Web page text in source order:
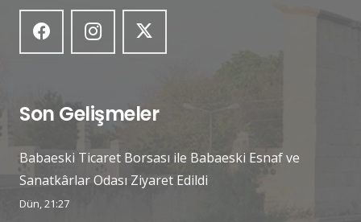
Son Gelişmeler
Babaeski Ticaret Borsası ile Babaeski Esnaf ve
Sanatkârlar Odası Ziyaret Edildi
Dün, 21:27